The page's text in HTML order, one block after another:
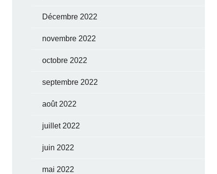
Décembre 2022
novembre 2022
octobre 2022
septembre 2022
août 2022
juillet 2022
juin 2022
mai 2022